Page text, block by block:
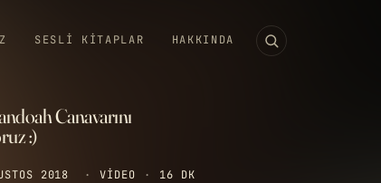
SESLI KITAPLAR HAKKINDA
Canavarını
:)
2018 · VIDEO ·
16 DK